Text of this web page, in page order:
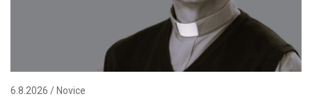
6.8.2026 / Novice